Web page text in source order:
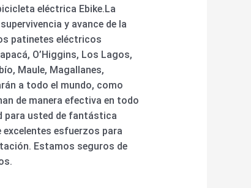
eléctrica Ebike.La
y avance de la
patinetes eléctricos
O’Higgins, Los Lagos,
Maule, Magallanes,
a todo el mundo, como
de manera efectiva en todo
para usted de fantástica
excelentes esfuerzos para
Estamos seguros de